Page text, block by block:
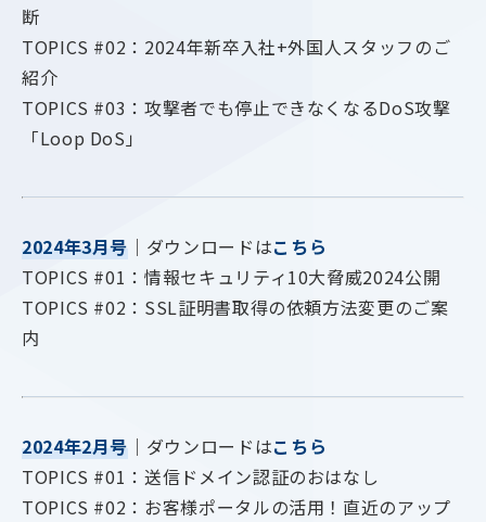
断
TOPICS #02：2024年新卒入社+外国人スタッフのご
紹介
TOPICS #03：攻撃者でも停止できなくなるDoS攻撃
「Loop DoS」
2024年3月号 ｜ダウンロードはこちら
TOPICS #01：情報セキュリティ10大脅威2024公開
TOPICS #02：SSL証明書取得の依頼方法変更のご案
内
2024年2月号 ｜ダウンロードはこちら
TOPICS #01：送信ドメイン認証のおはなし
TOPICS #02：お客様ポータルの活用！直近のアップ